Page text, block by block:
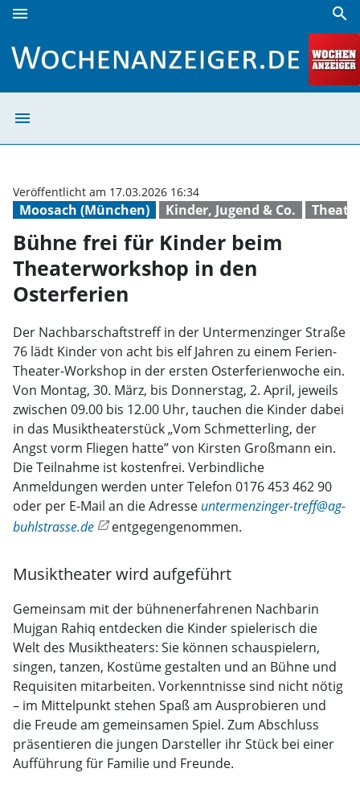
menu search
menu
Moosach (München) Kinder, Jugend & Co.
Veröffentlicht am 17.03.2026 16:34
Bühne frei für Kinder beim
Theaterworkshop in den
Osterferien
Der Nachbarschaftstreff in der Untermenzinger Straße
76 lädt Kinder von acht bis elf Jahren zu einem Ferien-
Theater-Workshop in der ersten Osterferienwoche ein.
Von Montag, 30. März, bis Donnerstag, 2. April, jeweils
zwischen 09.00 bis 12.00 Uhr, tauchen die Kinder dabei
in das Musiktheaterstück „Vom Schmetterling, der
Angst vorm Fliegen hatte” von Kirsten Großmann ein.
Die Teilnahme ist kostenfrei. Verbindliche
Anmeldungen werden unter Telefon 0176 453 462 90
oder per E-Mail an die Adresse untermenzinger-treff@ag-
buhlstrasse.de
entgegengenommen.
Musiktheater wird aufgeführt
Gemeinsam mit der bühnenerfahrenen Nachbarin
Mujgan Rahiq entdecken die Kinder spielerisch die
Welt des Musiktheaters: Sie können schauspielern,
singen, tanzen, Kostüme gestalten und an Bühne und
Requisiten mitarbeiten. Vorkenntnisse sind nicht nötig
– im Mittelpunkt stehen Spaß am Ausprobieren und
die Freude am gemeinsamen Spiel. Zum Abschluss
präsentieren die jungen Darsteller ihr Stück bei einer
Aufführung für Familie und Freunde.